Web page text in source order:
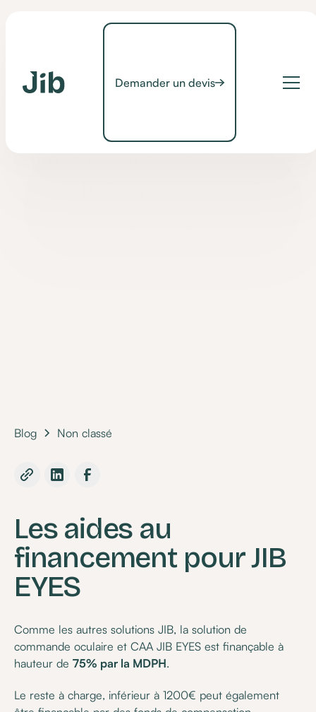
Demander un devis
Non classé
financement pour la
Blog Non classé
Les aides au
financement pour JIB
EYES
Comme les autres solutions JIB, la solution de
commande oculaire et CAA JIB EYES est finançable à
hauteur de75% par la MDPH.
Le reste à charge, inférieur à 1200€ peut également